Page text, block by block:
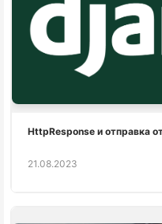
HttpResponse и отправка
21.08.2023